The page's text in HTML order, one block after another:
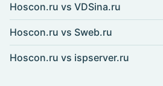
Hoscon.ru vs VDSina.ru
Hoscon.ru vs Sweb.ru
Hoscon.ru vs ispserver.ru